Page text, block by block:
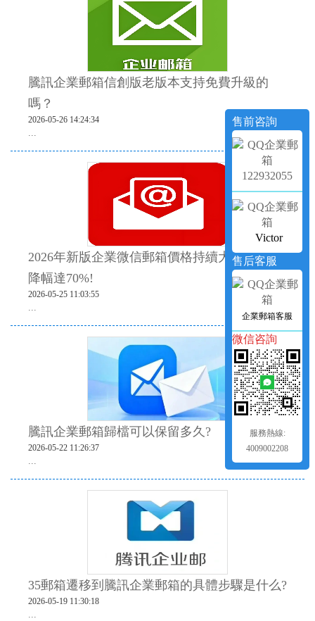
騰訊企業郵箱信創版老版本支持免費升級的
嗎？
2026-05-26 14:24:34
...
2026年新版企業微信郵箱價格持續大降，最高
降幅達70%!
2026-05-25 11:03:55
...
騰訊企業郵箱歸檔可以保留多久?‌
2026-05-22 11:26:37
...
35郵箱遷移到騰訊企業郵箱的具體步驟是什么?
2026-05-19 11:30:18
...
售前咨詢
122932055
Victor
售后客服
企業郵箱客服
微信咨詢
服務熱線:
4009002208